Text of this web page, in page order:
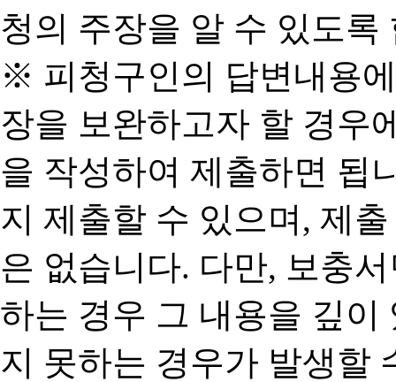
청의 주장을 알 수 있도록
※ 피청구인의 답변내용
장을 보완하고자 할 경우
을 작성하여 제출하면 됩
지 제출할 수 있으며, 제
은 없습니다. 다만, 보충
하는 경우 그 내용을 깊이
지 못하는 경우가 발생할